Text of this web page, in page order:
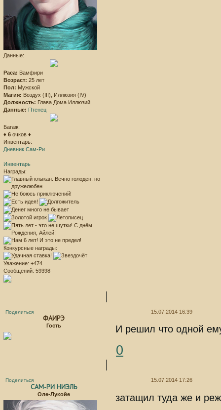
Данные:
Раса: Вамфири
Возраст: 25 лет
Пол: Мужской
Магия: Воздух (III), Иллюзия (IV)
Должность: Глава Дома Иллюзий
Данные: Птенец
Багаж:
♦ 6 очков ♦
Инвентарь:
Дневник Сам-Ри
Инвентарь
Награды:
Конкурсные награды:
Уважение: +474
Сообщений: 59398
Поделиться 15.07.2014 16:39
ФАИРЭ
Гость И решил что одной
0
Поделиться 15.07.2014 17:26
САМ-РИ НИЭЛЬ
Оле-Лукойе затащил туда же и